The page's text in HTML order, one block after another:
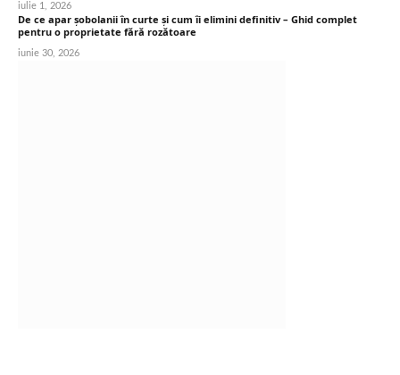
iulie 1, 2026
De ce apar șobolanii în curte și cum îi elimini definitiv – Ghid complet
pentru o proprietate fără rozătoare
iunie 30, 2026